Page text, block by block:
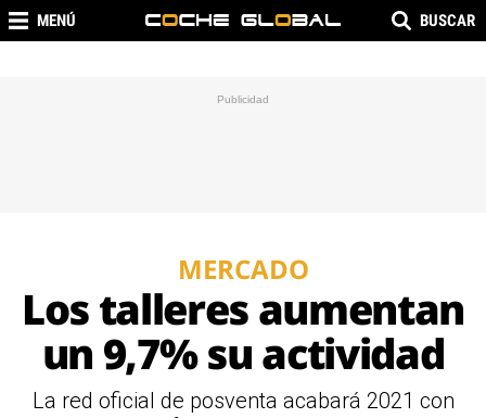
MENÚ BUSCAR
MERCADO
Los talleres aumentan
un 9,7% su actividad
La red oficial de posventa acabará 2021 con